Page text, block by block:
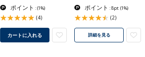
ポイント :(1%)
(4)
カートに入れる
ポイント : 8pt (1%)
(2)
詳細を見る